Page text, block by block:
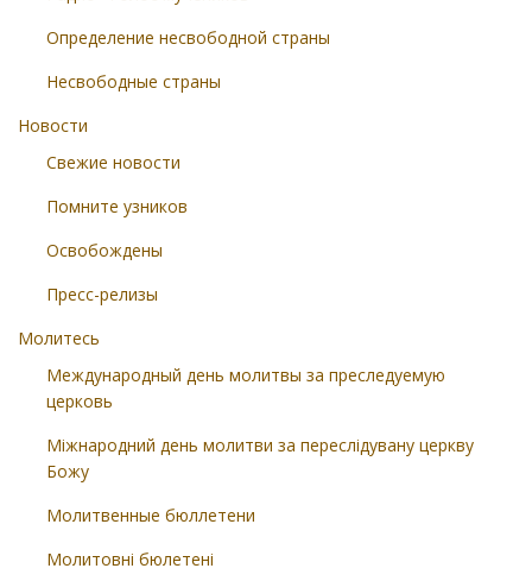
Определение несвободной страны
Несвободные страны
Новости
Свежие новости
Помните узников
Освобождены
Пресс-релизы
Молитесь
Международный день молитвы за преследуемую
церковь
Міжнародний день молитви за переслідувану церкву
Божу
Молитвенные бюллетени
Молитовні бюлетені